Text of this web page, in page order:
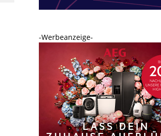
-Werbeanzeige-